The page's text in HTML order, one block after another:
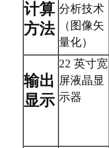
计算
方法
分析技术
（图像矢
量化）
输出
显示
22 英寸宽
屏液晶显
示器